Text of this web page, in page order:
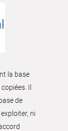
la base
Il
de
ni